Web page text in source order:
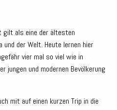
gilt als eine der ältesten
der Welt. Heute lernen hier
vier mal so viel wie in
jungen und modernen Bevölkerung
mit auf einen kurzen Trip in die